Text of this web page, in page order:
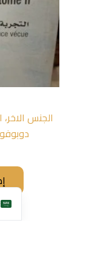
الجنس الاخر،